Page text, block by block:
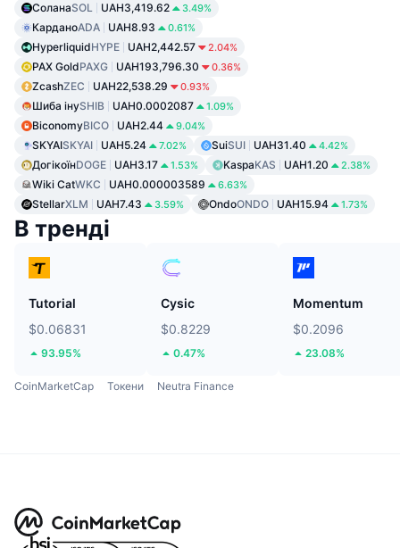
СоланаSOL UAH3,419.62 3.49%
КарданоADA UAH8.93 0.61%
HyperliquidHYPE UAH2,442.57 2.04%
PAX GoldPAXG UAH193,796.30 0.36%
ZcashZEC UAH22,538.29 0.93%
Шиба інуSHIB UAH0.0002087 1.09%
BiconomyBICO UAH2.44 9.04%
SKYAISKYAI UAH5.24 7.02% SuiSUI UAH31.40 4.42%
ДогікоїнDOGE UAH3.17 1.53% KaspaKAS UAH1.20 2.38%
Wiki CatWKC UAH0.000003589 6.63%
StellarXLM UAH7.43 3.59% OndoONDO UAH15.94 1.73%
В тренді
Tutorial
$0.06831
93.95%
Cysic
$0.8229
0.47%
Momentum
$0.2096
23.08%
CoinMarketCap Токени Neutra Finance